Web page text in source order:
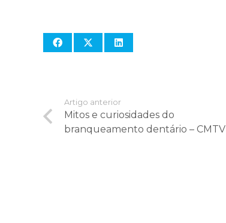
Artigo anterior
Mitos e curiosidades do
branqueamento dentário – CMTV